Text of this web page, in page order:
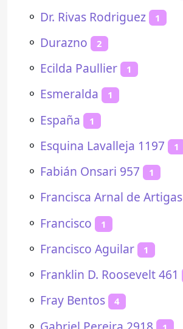
⚬ Dr. Rivas Rodriguez 1
⚬ Durazno 2
⚬ Ecilda Paullier 1
⚬ Esmeralda 1
⚬ España 1
⚬ Esquina Lavalleja 1197 1
⚬ Fabián Onsari 957 1
⚬ Francisca Arnal de Artigas
⚬ Francisco 1
⚬ Francisco Aguilar 1
⚬ Franklin D. Roosevelt 461
⚬ Fray Bentos 4